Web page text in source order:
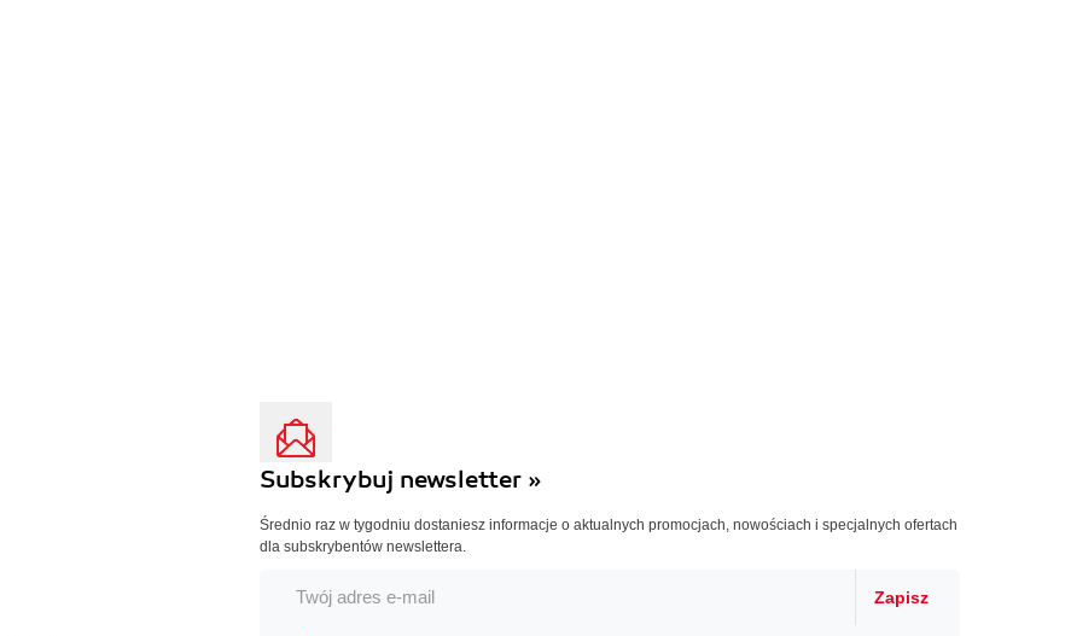
Subskrybuj newsletter »
Średnio raz w tygodniu dostaniesz informacje o aktualnych promocjach, nowościach i specjalnych ofertach
dla subskrybentów newslettera.
Zapisz